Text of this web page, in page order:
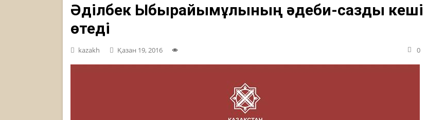
Әділбек Ыбырайымұлының әдеби-сазды кеші
өтеді
kazakh Қазан 19, 2016 0